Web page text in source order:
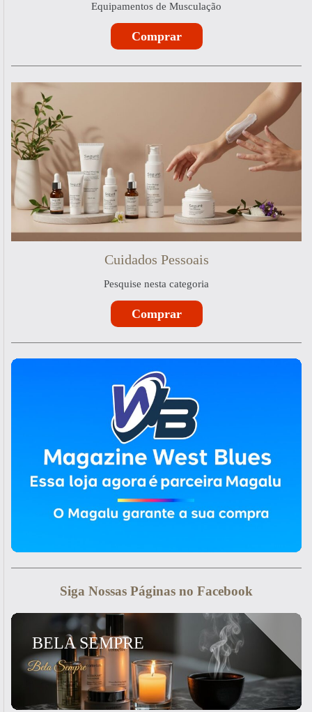
Equipamentos de Musculação
Comprar
Cuidados Pessoais
Pesquise nesta categoria
Comprar
Siga Nossas Páginas no Facebook
BELA SEMPRE